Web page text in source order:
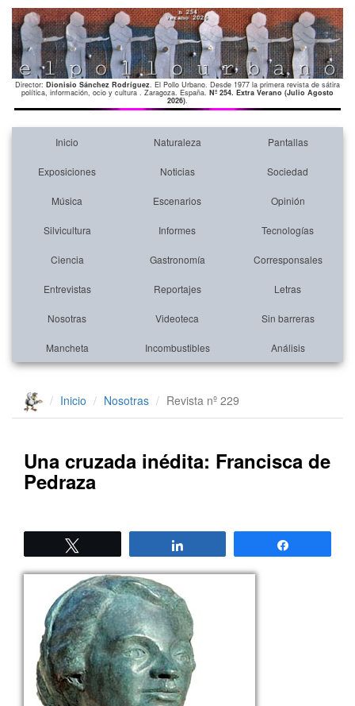
Director: Dionisio Sánchez Rodríguez. El Pollo Urbano. Desde 1977 la primera revista de sátira
política, información, ocio y cultura . Zaragoza. España. Nº 254. Extra Verano (Julio Agosto
2026).
Inicio Naturaleza Pantallas
Exposiciones Noticias Sociedad
Música Escenarios Opinión
Silvicultura Informes Tecnologías
Ciencia Gastronomía Corresponsales
Entrevistas Reportajes Letras
Nosotras Videoteca Sin barreras
Mancheta Incombustibles Análisis
Inicio Nosotras Revista nº 229
Una cruzada inédita: Francisca de
Pedraza